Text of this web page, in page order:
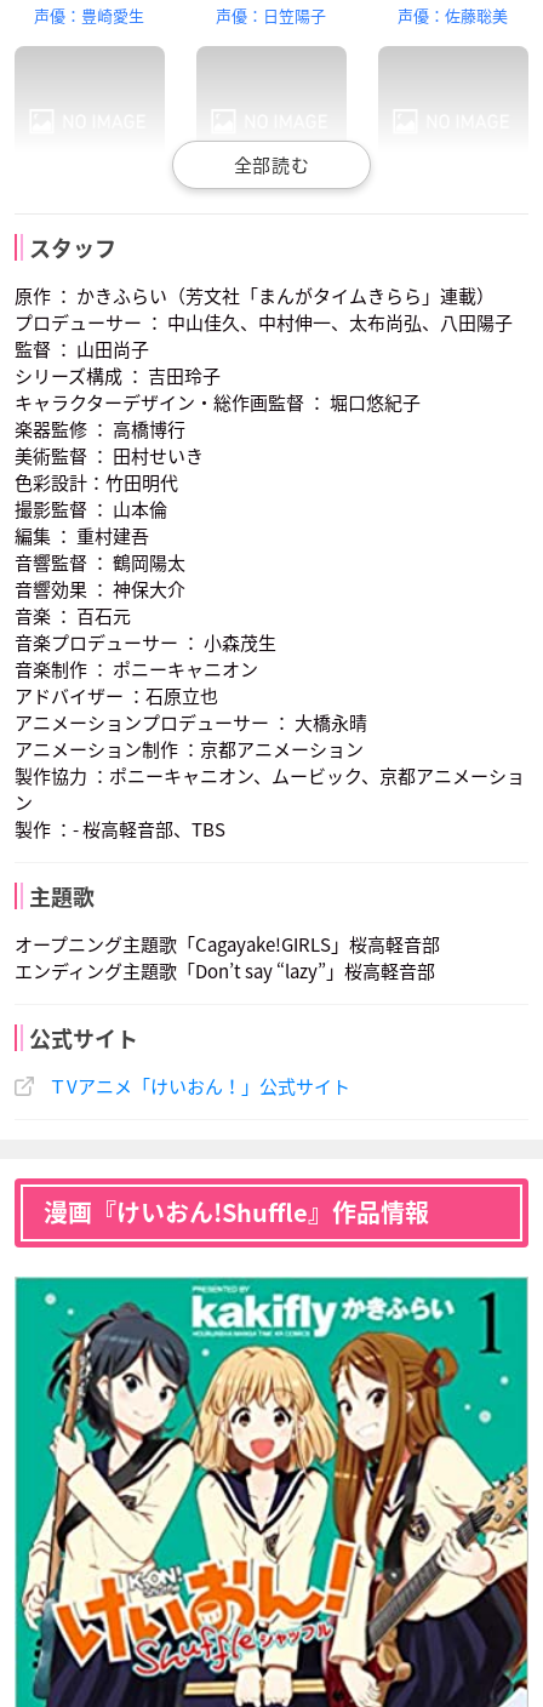
山中さわ子 中野梓 鈴木純
声優：豊崎愛生 声優：日笠陽子 声優：佐藤聡美
声優：寿美菜子
山中さわ子
声優：真田アサミ
スタッフ
原作 ： かきふらい（芳文社「まんがタイムきらら」連載）
プロデューサー ： 中山佳久、中村伸一、太布尚弘、八田陽子
監督 ： 山田尚子
シリーズ構成 ： 吉田玲子
キャラクターデザイン・総作画監督 ： 堀口悠紀子
楽器監修 ： 高橋博行
美術監督 ： 田村せいき
色彩設計：竹田明代
撮影監督 ： 山本倫
編集 ： 重村建吾
音響監督 ： 鶴岡陽太
音響効果 ： 神保大介
音楽 ： 百石元
音楽プロデューサー ： 小森茂生
音楽制作 ： ポニーキャニオン
アドバイザー ：石原立也
アニメーションプロデューサー ： 大橋永晴
アニメーション制作 ：京都アニメーション
製作協力 ：ポニーキャニオン、ムービック、京都アニメーショ
ン
製作 ：- 桜高軽音部、TBS
主題歌
オープニング主題歌「Cagayake!GIRLS」桜高軽音部
エンディング主題歌「Don’t say “lazy”」桜高軽音部
公式サイト
ＴVアニメ「けいおん！」公式サイト
漫画『けいおん!Shuffle』作品情報